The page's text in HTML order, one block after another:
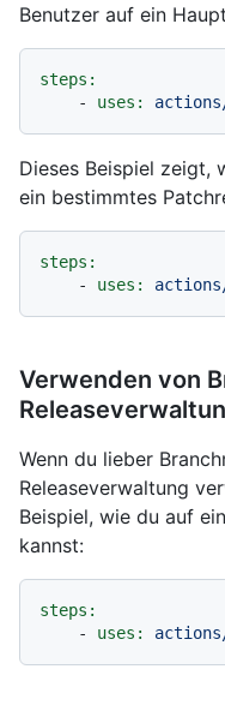
Benutzer auf ein
steps:
-
uses:
Dieses Beispiel zeigt,
ein bestimmtes
steps:
-
uses:
Verwenden von
Wenn du lieber
Releaseverwaltung
Beispiel, wie du auf
kannst:
steps:
-
uses: